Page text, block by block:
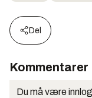
Del
Kommentarer
Du må være